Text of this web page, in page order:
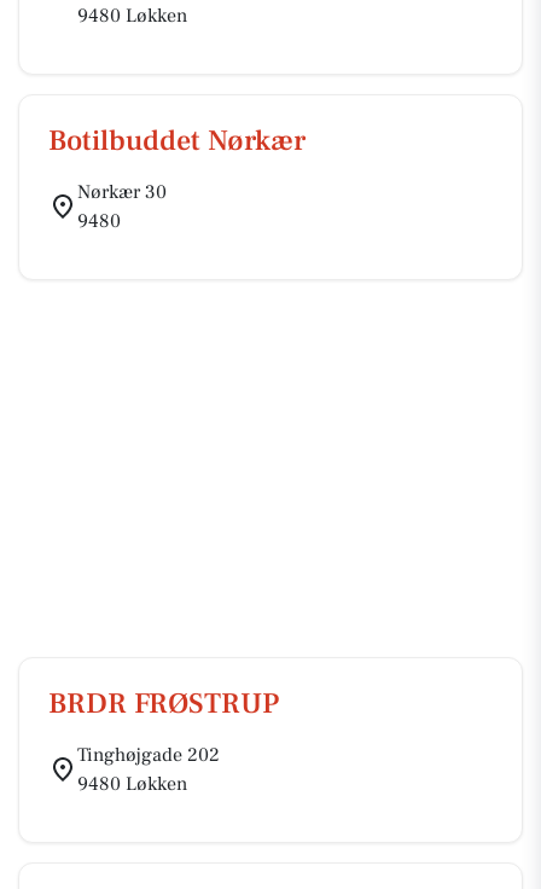
9480 Løkken
Botilbuddet Nørkær
Nørkær 30
9480
BRDR FRØSTRUP
Tinghøjgade 202
9480 Løkken